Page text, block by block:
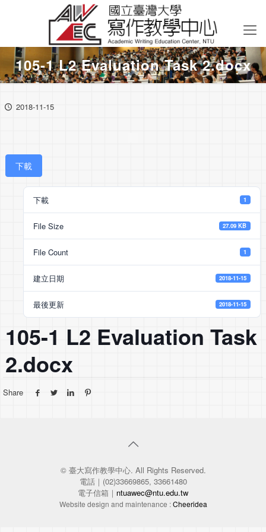
105-1 L2 Evaluation Task 2.docx
2018-11-15
下載
下載 1
File Size 27.09 KB
File Count 1
建立日期 2018-11-15
最後更新 2018-11-15
105-1 L2 Evaluation Task
2.docx
Share
© 臺大寫作教學中心. All Rights Reserved.
電話｜(02)33669865, 33661480
電子信箱｜ ntuawec@ntu.edu.tw
Website design and maintenance :Cheeridea